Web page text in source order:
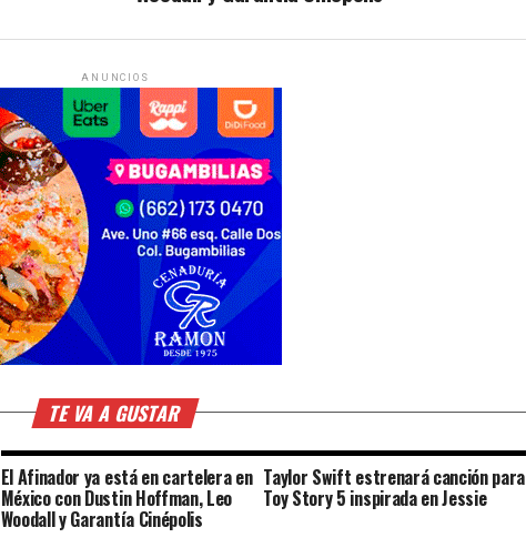
ANUNCIOS
TE VA A GUSTAR
El Afinador ya está en cartelera en
México con Dustin Hoffman, Leo
Woodall y Garantía Cinépolis
Taylor Swift estrenará canción para
Toy Story 5 inspirada en Jessie